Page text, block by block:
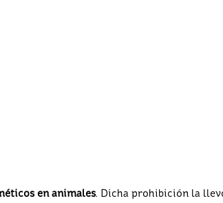
en animales. Dicha prohibición la